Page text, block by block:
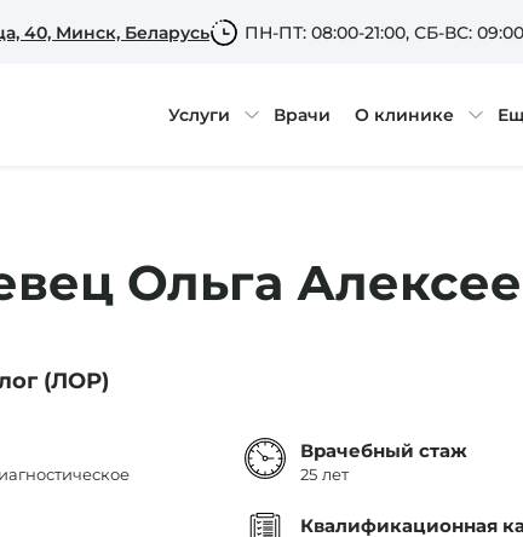
40, Минск, Беларусь ПН-ПТ: 08:00-21:00, СБ-ВС:
Услуги Врачи О клинике
Ольга
(ЛОР)
Врачебный стаж
25 лет
Квалификационная